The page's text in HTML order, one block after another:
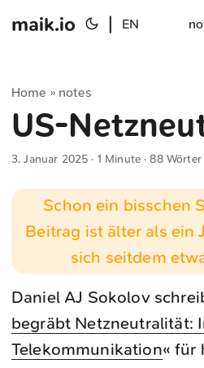
maik.io EN
Home » notes
US-
3. Januar 2025 · 1 Minute · 88
Schon ein bisschen
Beitrag ist älter als ein
sich seitdem
Daniel AJ Sokolov
begräbt Netzneutralität:
Telekommunikation« für